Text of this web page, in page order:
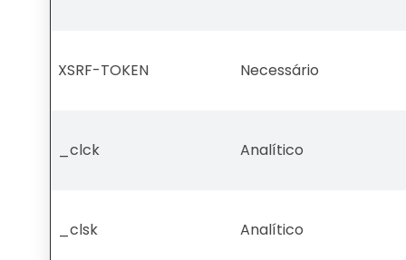
XSRF-TOKEN Necessário
_clck Analítico
_clsk Analítico